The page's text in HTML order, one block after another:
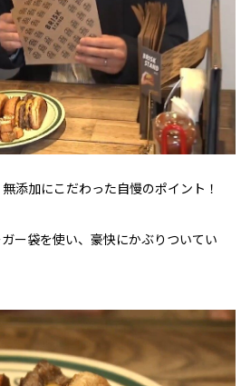
添加にこだわった自慢のポイント！
ー袋を使い、豪快にかぶりついてい